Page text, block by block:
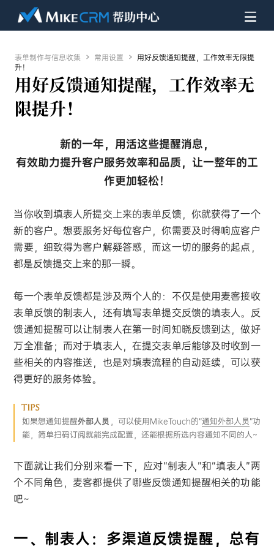
表单制作与信息收集  常用设置 
用好反馈通知提醒，工作效率无限提
升！
用好反馈通知提醒，工作效率无
限提升！
新的一年，用活这些提醒消息，
有效助力提升客户服务效率和品质，让一整年的工
作更加轻松！
当你收到填表人所提交上来的表单反馈，你就获得了一个
新的客户。想要服务好每位客户，你需要及时得响应客户
需要，细致得为客户解疑答惑，而这一切的服务的起点，
都是反馈提交上来的那一瞬。
每一个表单反馈都是涉及两个人的：不仅是使用麦客接收
表单反馈的制表人，还有填写表单提交反馈的填表人。反
馈通知提醒可以让制表人在第一时间知晓反馈到达，做好
万全准备；而对于填表人，在提交表单后能够及时收到一
些相关的内容推送，也是对填表流程的自动延续，可以获
得更好的服务体验。
如果想通知提醒外部人员 ，可以使用MikeTouch的“通知外部人员”功
能，简单扫码订阅就能完成配置，还能根据所选内容通知不同的人~
下面就让我们分别来看一下，应对“制表人”和“填表人”两
个不同角色，麦客都提供了哪些反馈通知提醒相关的功能
吧~
一、制表人：多渠道反馈提醒，总有